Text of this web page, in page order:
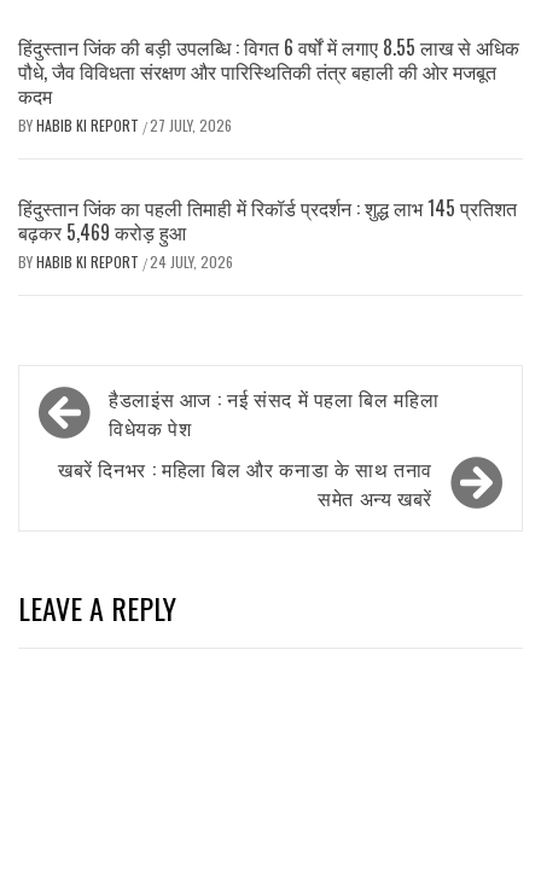
हिंदुस्तान जिंक की बड़ी उपलब्धि : विगत 6 वर्षों में लगाए 8.55 लाख से अधिक
पौधे, जैव विविधता संरक्षण और पारिस्थितिकी तंत्र बहाली की ओर मजबूत
कदम
BYHABIB KI REPORT /27 JULY, 2026
हिंदुस्तान जिंक का पहली तिमाही में रिकॉर्ड प्रदर्शन : शुद्ध लाभ 145 प्रतिशत
बढ़कर 5,469 करोड़ हुआ
BYHABIB KI REPORT /24 JULY, 2026
Post
navigation
हैडलाइंस आज : नई संसद में पहला बिल महिला
विधेयक पेश
खबरें दिनभर : महिला बिल और कनाडा के साथ तनाव
समेत अन्य खबरें
LEAVE A REPLY